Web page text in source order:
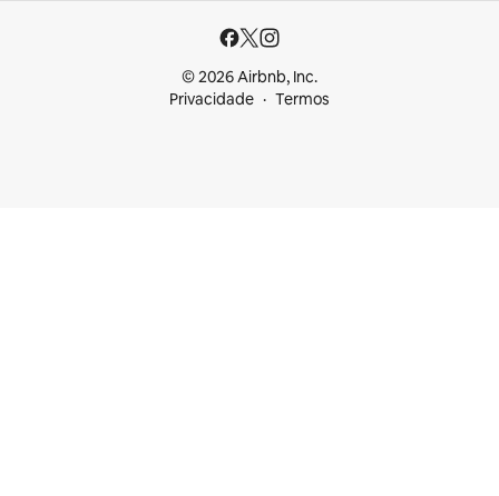
© 2026 Airbnb, Inc.
Privacidade
Termos